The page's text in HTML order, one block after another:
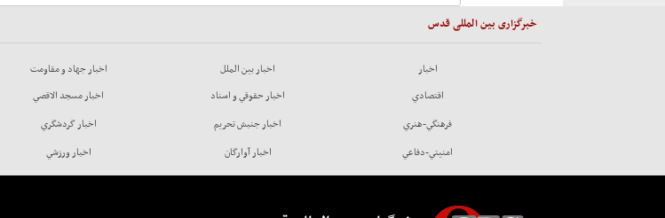
خبرگزاری بین المللی قدس
اخبار
اقتصادي
فرهنگي-هنري
امنيتي-دفاعي
اخبار بين الملل
اخبار حقوقي و اسناد
اخبار جنبش تحريم
اخبار آوارگان
اخبار جهاد و مقاومت
اخبار مسجد الاقصي
اخبار گردشگري
اخبار ورزشي